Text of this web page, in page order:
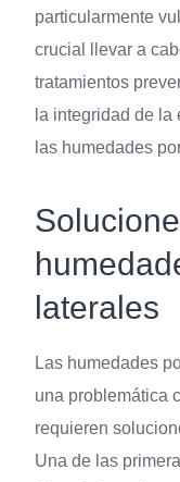
particularmente
crucial llevar a
tratamientos
la integridad de la
las humedades
laterales
Las humedades
una problemática
requieren
Una de las